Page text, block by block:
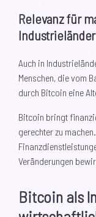
Relevanz für
Auch in
Menschen, die vom
durch Bitcoin eine
Bitcoin bringt
gerechter zu
Veränderungen
Bitcoin als